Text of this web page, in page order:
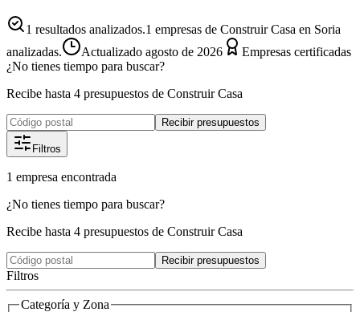
1 resultados analizados.1 empresas de Construir Casa en Soria
analizadas.
Actualizado agosto de 2026
Empresas certificadas
¿No tienes tiempo para buscar?
Recibe hasta 4 presupuestos de Construir Casa
Recibir presupuestos
Filtros
1 empresa encontrada
¿No tienes tiempo para buscar?
Recibe hasta 4 presupuestos de Construir Casa
Recibir presupuestos
Filtros
Categoría y Zona